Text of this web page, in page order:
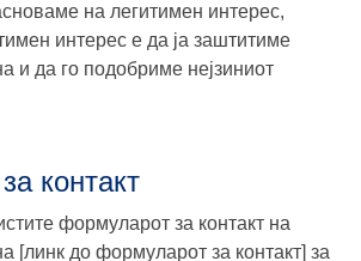
на легитимен интерес,
интерес е да ја заштитиме
и да го подобриме нејзиниот
контакт
формуларот за контакт на
[линк до формуларот за контакт] за